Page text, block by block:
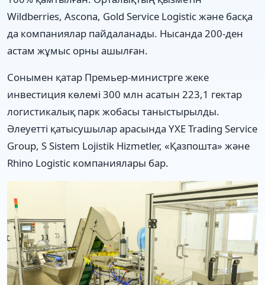
Wildberries, Ascona, Gold Service Logistic және басқа
да компаниялар пайдаланады. Нысанда 200-ден
астам жұмыс орны ашылған.
Сонымен қатар Премьер-министрге жеке
инвестиция көлемі 300 млн асатын 223,1 гектар
логистикалық парк жобасы таныстырылды.
Әлеуетті қатысушылар арасында YXE Trading Service
Group, S Sistem Lojistik Hizmetler, «Қазпошта» және
Rhino Logistic компаниялары бар.